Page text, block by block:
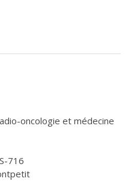
oncologie et médecine
716